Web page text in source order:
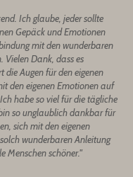
Ich glaube, jeder sollte
Gepäck und Emotionen
mit den wunderbaren
Vielen Dank, dass es
die Augen für den eigenen
den eigenen Emotionen auf
habe so viel für die tägliche
so unglaublich dankbar für
sich mit den eigenen
wunderbaren Anleitung
Menschen schöner."